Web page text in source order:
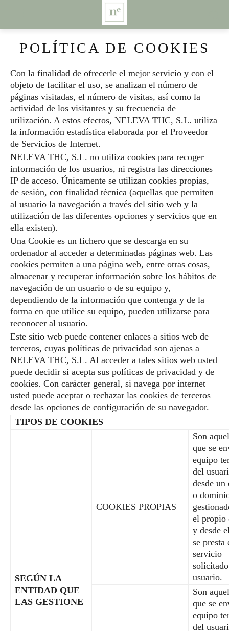
POLÍTICA DE COOKIES
Con la finalidad de ofrecerle el mejor servicio y con el
objeto de facilitar el uso, se analizan el número de
páginas visitadas, el número de visitas, así como la
actividad de los visitantes y su frecuencia de
utilización. A estos efectos, NELEVA THC, S.L. utiliza
la información estadística elaborada por el Proveedor
de Servicios de Internet.
NELEVA THC, S.L. no utiliza cookies para recoger
información de los usuarios, ni registra las direcciones
IP de acceso. Únicamente se utilizan cookies propias,
de sesión, con finalidad técnica (aquellas que permiten
al usuario la navegación a través del sitio web y la
utilización de las diferentes opciones y servicios que en
ella existen).
Una Cookie es un fichero que se descarga en su
ordenador al acceder a determinadas páginas web. Las
cookies permiten a una página web, entre otras cosas,
almacenar y recuperar información sobre los hábitos de
navegación de un usuario o de su equipo y,
dependiendo de la información que contenga y de la
forma en que utilice su equipo, pueden utilizarse para
reconocer al usuario.
Este sitio web puede contener enlaces a sitios web de
terceros, cuyas políticas de privacidad son ajenas a
NELEVA THC, S.L. Al acceder a tales sitios web usted
puede decidir si acepta sus políticas de privacidad y de
cookies. Con carácter general, si navega por internet
usted puede aceptar o rechazar las cookies de terceros
desde las opciones de configuración de su navegador.
TIPOS DE COOKIES
SEGÚN LA
ENTIDAD QUE
LAS GESTIONE
COOKIES PROPIAS
Son
que se
equipo
del
desde un
o
el propio
y desde
se presta
servicio
usuario.
Son
que se
equipo
del